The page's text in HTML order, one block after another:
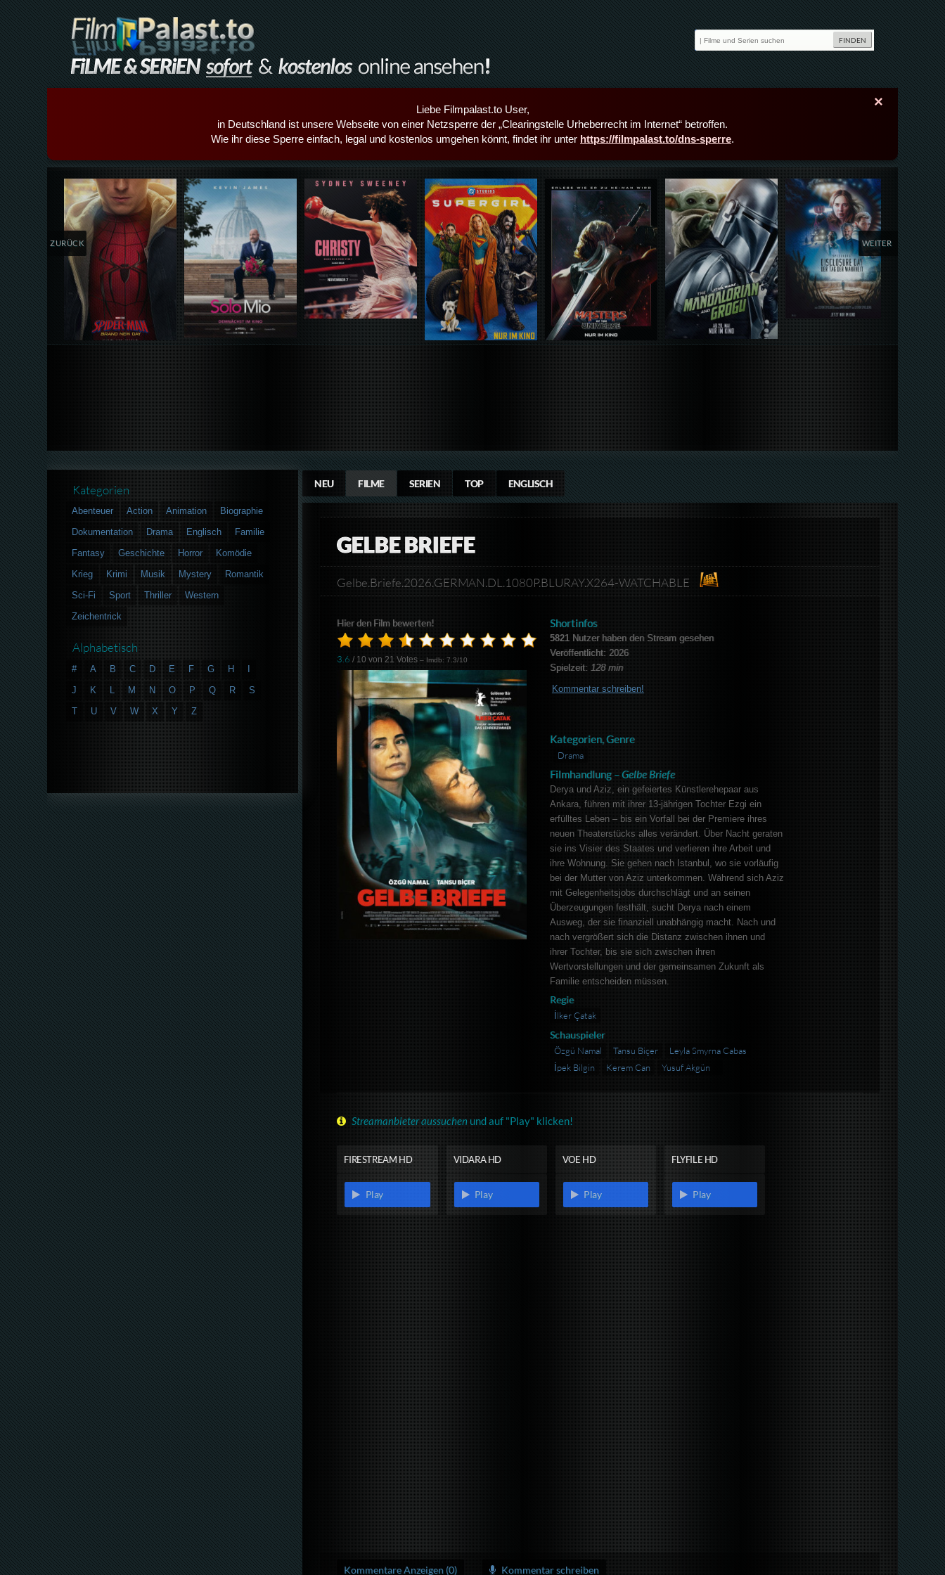
×
Liebe Filmpalast.to User,
in Deutschland ist unsere Webseite von einer Netzsperre der „Clearingstelle Urheberrecht im Internet“ betroffen.
Wie ihr diese Sperre einfach, legal und kostenlos umgehen könnt, findet ihr unter https://filmpalast.to/dns-sperre.
Details,Play Details,Play Details,Play Details,Play Details,Play Details,Play Details,Play
ZURÜCK WEITER
NEU FILME SERIEN TOP ENGLISCH
GELBE BRIEFE
Gelbe.Briefe.2026.GERMAN.DL.1080P.BLURAY.X264-WATCHABLE​
Hier den Film bewerten!
3.6 / 10 von21 Votes – Imdb: 7.3/10
Shortinfos
5821Nutzer haben den Stream gesehen
Veröffentlicht: 2026
Spielzeit: 128 min
Kommentar schreiben!
Kategorien, Genre
Drama
Filmhandlung –Gelbe Briefe
Derya und Aziz, ein gefeiertes Künstlerehepaar aus
Ankara, führen mit ihrer 13-jährigen Tochter Ezgi ein
erfülltes Leben – bis ein Vorfall bei der Premiere ihres
neuen Theaterstücks alles verändert. Über Nacht geraten
sie ins Visier des Staates und verlieren ihre Arbeit und
ihre Wohnung. Sie gehen nach Istanbul, wo sie vorläufig
bei der Mutter von Aziz unterkommen. Während sich Aziz
mit Gelegenheitsjobs durchschlägt und an seinen
Überzeugungen festhält, sucht Derya nach einem
Ausweg, der sie finanziell unabhängig macht. Nach und
nach vergrößert sich die Distanz zwischen ihnen und
ihrer Tochter, bis sie sich zwischen ihren
Wertvorstellungen und der gemeinsamen Zukunft als
Familie entscheiden müssen.
Regie
İlker Çatak
Schauspieler
Özgü Namal Tansu Biçer
Leyla Smyrna Cabas
İpek Bilgin
Kerem Can Yusuf Akgün
Streamanbieter aussuchen und auf "Play" klicken!
FIRESTREAM HD
Play
VIDARA HD
Play
VOE HD
Play
FLYFILE HD
Play
Kommentare Anzeigen (0) Kommentar schreiben
Kategorien
Abenteuer Action Animation
Biographie
Dokumentation
Drama Englisch
Familie
Fantasy
Geschichte Horror
Komödie
Krieg
Krimi Musik Mystery
Romantik
Sci-Fi
Sport Thriller
Western
Zeichentrick
Alphabetisch
# A B C D E F G H
J
K L M N O P Q R
S
T
U V W X Y Z